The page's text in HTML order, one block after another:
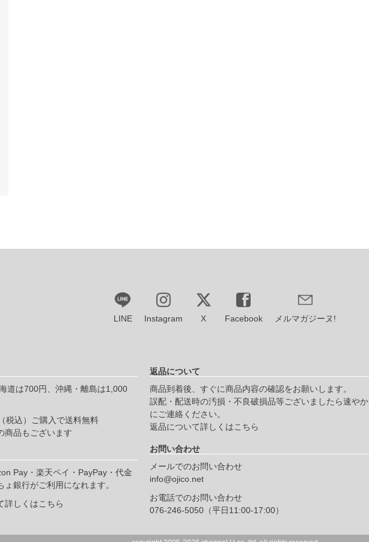
LINE Instagram X Facebook メルマガジーヌ!
道は700円、沖縄・離島は1,000
税込）ご購入で送料無料
商品もございます
Pay・楽天ペイ・PayPay・代金
銀行がご利用になれます。
詳しくはこちら
返品について
商品到着後、すぐに商品内容の確認をお願いします。
誤配・配送時の汚損・不良破損品等ございましたら速やか
にご連絡ください。
返品について詳しくはこちら
お問い合わせ
メールでのお問い合わせ
info@ojico.net
お電話でのお問い合わせ
076-246-5050（平日11:00-17:00）